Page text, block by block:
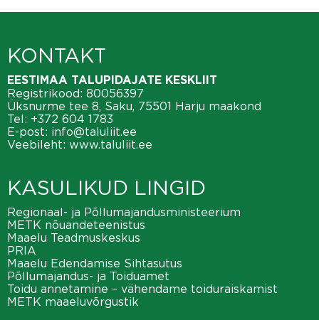
KONTAKT
EESTIMAA TALUPIDAJATE KESKLIIT
Registrikood: 80056397
Üksnurme tee 8, Saku, 75501 Harju maakond
Tel: +372 604 1783
E-post: info@taluliit.ee
Veebileht: www.taluliit.ee
KASULIKUD LINGID
Regionaal- ja Põllumajandusministeerium
METK nõuandeteenistus
Maaelu Teadmuskeskus
PRIA
Maaelu Edendamise Sihtasutus
Põllumajandus- ja Toiduamet
Toidu annetamine – vähendame toiduraiskamist
METK maaeluvõrgustik